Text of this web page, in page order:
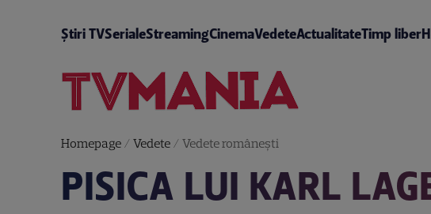
Știri TVSerialeStreamingCinemaVedeteActualitateTimp liber
Homepage/ Vedete/ Vedete româneşti
PISICA LUI KARL